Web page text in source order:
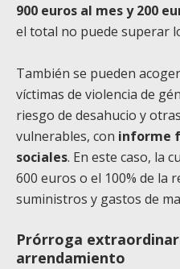
900 euros al mes y 200
el total no puede superar
También se pueden
víctimas de violencia de
riesgo de desahucio y
vulnerables, con informe
sociales. En este caso, la
600 euros o el 100% de la
suministros y gastos de
Prórroga
arrendamiento